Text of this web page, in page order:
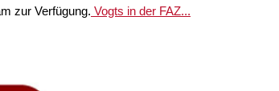
zur Verfügung. Vogts in der FAZ...